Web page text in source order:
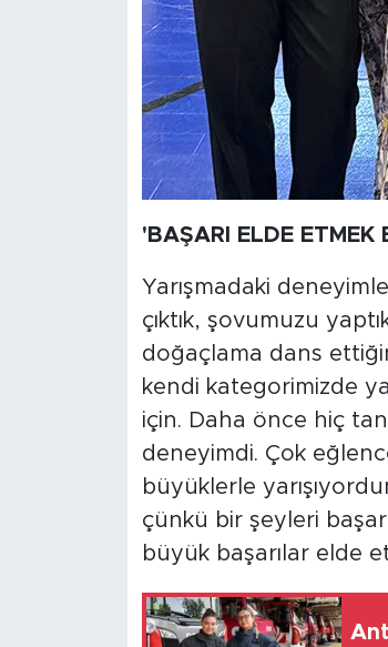
'BAŞARI ELDE ETMEK
Yarışmadaki
çıktık, şovumuzu
doğaçlama dans
kendi kategorimizde
için. Daha önce hiç
deneyimdi. Çok
büyüklerle
çünkü bir şeyleri
büyük başarılar elde